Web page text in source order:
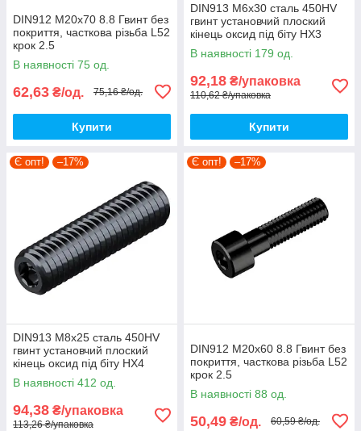
DIN912 М20х70 8.8 Гвинт без
покриття, часткова різьба L52
крок 2.5
[5I5O000005I5Y07000]
циліндр HX17 Metalvis
В наявності 75 од.
62,63 ₴/од. 75,16 ₴/од.
Купити
DIN913 М6х30 сталь 450HV
гвинт установчий плоский
кінець оксид під біту HX3
(10шт.)
[9800P0000986030000]
В наявності 179 од.
92,18 ₴/упаковка
110,62 ₴/упаковка
Купити
Є опт! –17%
DIN913 М8х25 сталь 450HV
гвинт установчий плоский
кінець оксид під біту HX4
(10шт.)
[9800P0000988025000]
В наявності 412 од.
94,38 ₴/упаковка
113,26 ₴/упаковка
Є опт! –17%
DIN912 М20х60 8.8 Гвинт без
покриття, часткова різьба L52
крок 2.5
[5I5O000005I5Y06000]
циліндр HX17 Metalvis
В наявності 88 од.
50,49 ₴/од. 60,59 ₴/од.